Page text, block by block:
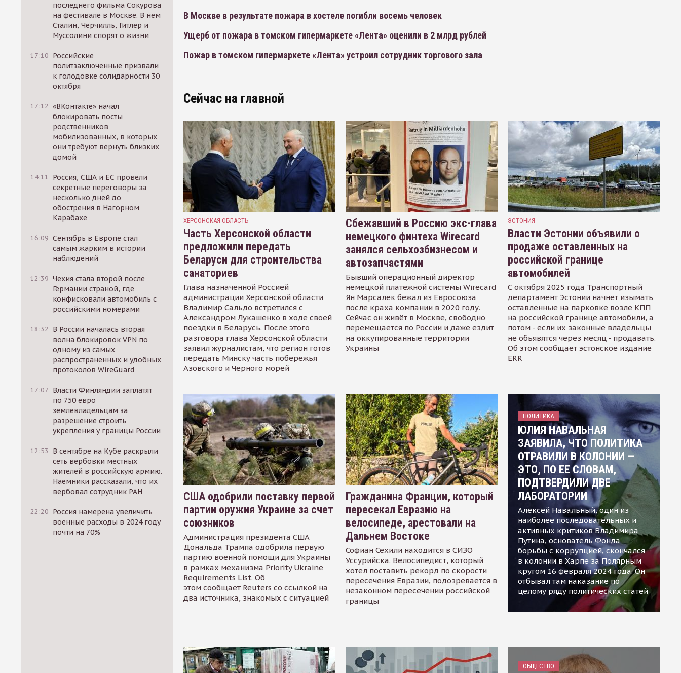
последнего фильма Сокурова
на фестивале в Москве. В нем
Сталин, Черчилль, Гитлер и
Муссолини спорят о жизни
17:10 Российские
политзаключенные призвали
к голодовке солидарности 30
октября
17:12 «ВКонтакте» начал
блокировать посты
родственников
мобилизованных, в которых
они требуют вернуть близких
домой
14:11
Россия, США и ЕС провели
секретные переговоры за
несколько дней до
обострения в Нагорном
Карабахе
16:09 Сентябрь в Европе стал
самым жарким в истории
наблюдений
12:39 Чехия стала второй после
Германии страной, где
конфисковали автомобиль с
российскими номерами
18:32
В России началась вторая
волна блокировок VPN по
одному из самых
распространенных и удобных
протоколов WireGuard
17:07 Власти Финляндии заплатят
по 750 евро
землевладельцам за
разрешение строить
укрепления у границы России
12:53
В сентябре на Кубе раскрыли
сеть вербовки местных
жителей в российскую армию.
Наемники рассказали, что их
вербовал сотрудник РАН
22:20 Россия намерена увеличить
военные расходы в 2024 году
почти на 70%
В Москве в результате пожара в хостеле погибли восемь человек
Ущерб от пожара в томском гипермаркете «Лента» оценили в 2 млрд рублей
Пожар в томском гипермаркете «Лента» устроил сотрудник торгового зала
Сейчас на главной
ХЕРСОНСКАЯ ОБЛАСТЬ
Часть Херсонской области
предложили передать
Беларуси для строительства
санаториев
Глава назначенной Россией
администрации Херсонской области
Владимир Сальдо встретился с
Александром Лукашенко в ходе своей
поездки в Беларусь. После этого
разговора глава Херсонской области
заявил журналистам, что регион готов
передать Минску часть побережья
Азовского и Черного морей
Сбежавший в Россию экс-глава
немецкого финтеха Wirecard
занялся сельхозбизнесом и
автозапчастями
Бывший операционный директор
немецкой платёжной системы Wirecard
Ян Марсалек бежал из Евросоюза
после краха компании в 2020 году.
Сейчас он живёт в Москве, свободно
перемещается по России и даже ездит
на оккупированные территории
Украины
ЭСТОНИЯ
Власти Эстонии объявили о
продаже оставленных на
российской границе
автомобилей
С октября 2025 года Транспортный
департамент Эстонии начнет изымать
оставленные на парковке возле КПП
на российской границе автомобили, а
потом - если их законные владельцы
не объявятся через месяц - продавать.
Об этом сообщает эстонское издание
ERR
США одобрили поставку первой
партии оружия Украине за счет
союзников
Администрация президента США
Дональда Трампа одобрила первую
партию военной помощи для Украины
в рамках механизма Priority Ukraine
Requirements List. Об
этом сообщает Reuters со ссылкой на
два источника, знакомых с ситуацией
Гражданина Франции, который
пересекал Евразию на
велосипеде, арестовали на
Дальнем Востоке
Софиан Сехили находится в СИЗО
Уссурийска. Велосипедист, который
хотел поставить рекорд по скорости
пересечения Евразии, подозревается в
незаконном пересечении российской
границы
ПОЛИТИКА
ЮЛИЯ НАВАЛЬНАЯ
ЗАЯВИЛА, ЧТО ПОЛИТИКА
ОТРАВИЛИ В КОЛОНИИ —
ЭТО, ПО ЕЕ СЛОВАМ,
ПОДТВЕРДИЛИ ДВЕ
ЛАБОРАТОРИИ
Алексей Навальный, один из
наиболее последовательных и
активных критиков Владимира
Путина, основатель Фонда
борьбы с коррупцией, скончался
в колонии в Харпе за Полярным
кругом 16 февраля 2024 года. Он
отбывал там наказание по
целому ряду политических статей
ОБЩЕСТВО